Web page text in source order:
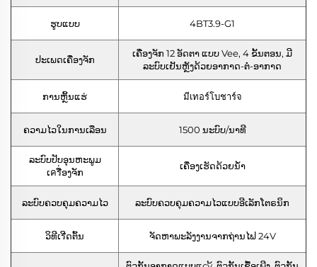
ຮູບແບບ 4BT3.9-G1
ປະເພດເຄື່ອງຈັກ
ເຄື່ອງຈັກ 12 ອັດຕາ ແບບ Vee, 4 ຂັ້ນຕອນ, ມີ
ລະບົບເຢັນຫຼັງດ້ວຍອາກາດ-ຕໍ່-ອາກາດ
ການຫຼິ້ນແຮ່ มีเทอร์โบชาร์จ
ຄວາມໄວໃນການເລືອນ 1500 ນະບົບ/ນາທີ
ລະບົບປັບອຸນຫະພູມ
ເครື່ອງຈັກ
ເຄື່ອງເຮັດດ້ວຍນ້ໍາ
ລະບົບຄວບຄຸມຄວາມໄວ ລະບົບຄວບຄຸມຄວາມໄວແບບອີເລັກໂຕຣນິກ
ວິທີເรີດຕົ້ນ ຈັດຫາພະລັງງານຈາກຖ່ານໄຟ 24V